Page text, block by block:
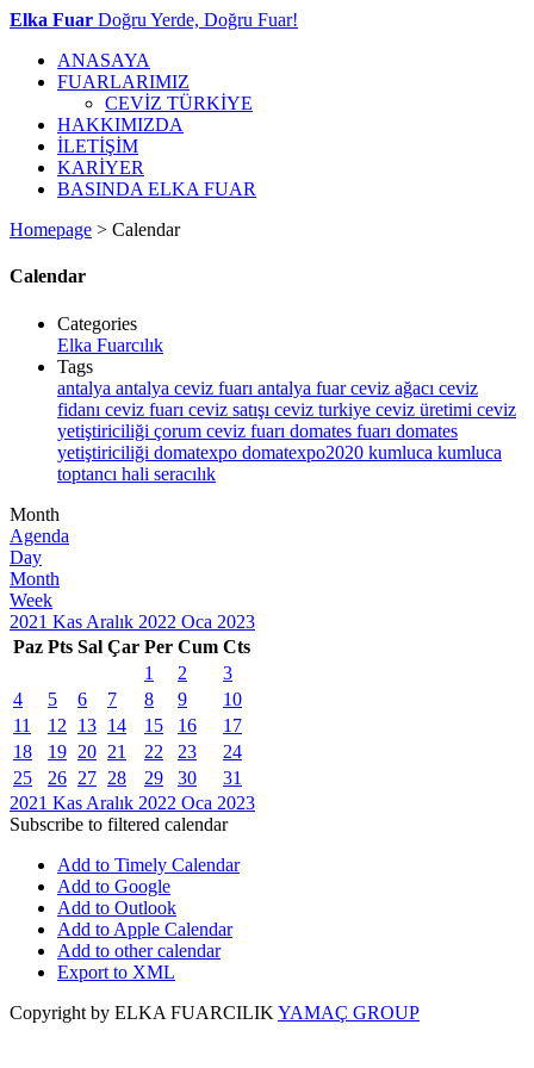
Elka Fuar Doğru Yerde, Doğru Fuar!
ANASAYA
FUARLARIMIZ
CEVİZ TÜRKİYE
HAKKIMIZDA
İLETİŞİM
KARİYER
BASINDA ELKA FUAR
Homepage > Calendar
Calendar
Categories
Elka Fuarcılık
Tags
antalya antalya ceviz fuarı antalya fuarceviz ağacı ceviz
fidanı ceviz fuarı ceviz satışı ceviz turkiye ceviz üretimi ceviz
yetiştiriciliği çorum ceviz fuarı domates fuarı domates
yetiştiriciliği domatexpo domatexpo2020 kumluca kumluca
toptancı hali seracılık
Month
Agenda
Day
Month
Week
2021 Kas Aralık 2022 Oca 2023
Paz Pts Sal Çar Per Cum Cts
1
2
3
4
5 6 7 8 9
10
11
12 13 14 15 16
17
18
19 20 21 22 23
24
25
26 27 28 29 30
31
2021 Kas Aralık 2022 Oca 2023
Subscribe to filtered calendar
Add to Timely Calendar
Add to Google
Add to Outlook
Add to Apple Calendar
Add to other calendar
Export to XML
Copyright by ELKA FUARCILIK YAMAÇ GROUP